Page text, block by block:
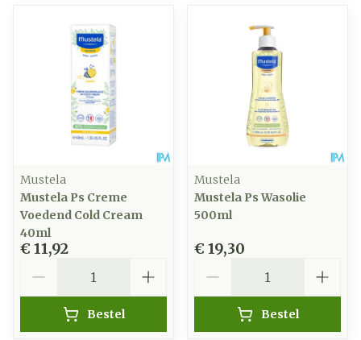
Mustela
Mustela Ps Creme
Voedend Cold Cream
40ml
€ 11,92
Bestel
Mustela
Mustela Ps Wasolie
500ml
€ 19,30
Bestel